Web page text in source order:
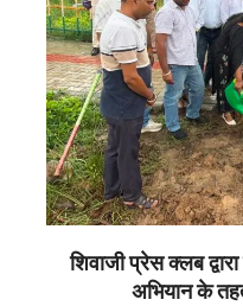
शिवाजी प्रेस क्लब
अभियान के